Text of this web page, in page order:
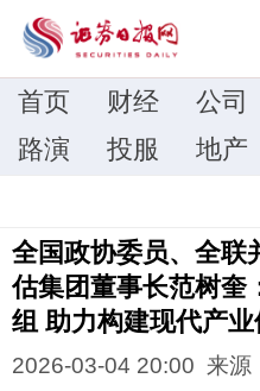
首页 财经 公司
路演
投服 地产
全国政协委员、全联
估集团董事长范树奎
组 助力构建现代产业
2026-03-04 20:00 来源